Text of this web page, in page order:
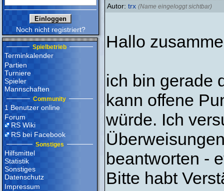
Noch nicht registriert?
Spielbetrieb
Terminkalender
Partien
Turniere
Spieler
Mannschaften
Community
1 Benutzer online
Forum
RS Wiki
RS bei Facebook
Sonstiges
Hilfsmittel
Statistik
Sonstiges
Datenschutz
Impressum
Autor: trx (Name eingeloggt sichtbar)
Hallo
ich bin gerade
kann offene
würde. Ich
beantworten -
Bitte habt